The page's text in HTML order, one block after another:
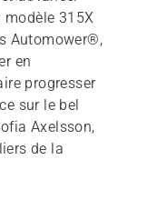
modèle 315X
Automower®,
en
progresser
sur le bel
Axelsson,
de la